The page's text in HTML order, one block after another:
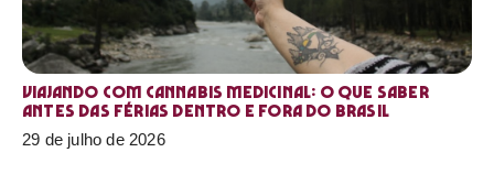
Viajando com cannabis medicinal: o que saber
antes das férias dentro e fora do Brasil
29 de julho de 2026